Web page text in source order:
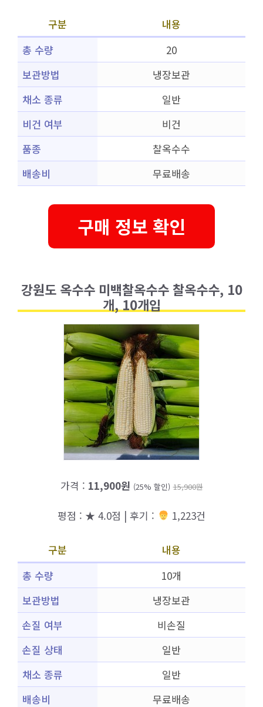
구분
내용
총 수량
20
보관방법
냉장보관
채소 종류
일반
비건 여부
비건
품종
찰옥수수
배송비
무료배송
구매 정보 확인
강원도 옥수수 미백찰옥수수 찰옥수수, 10
개, 10개입
가격 : 11,900원 (25% 할인) 15,900원
평점 : ★ 4.0점 | 후기 : 1,223건
구분
내용
총 수량
10개
보관방법
냉장보관
손질 여부
비손질
손질 상태
일반
채소 종류
일반
배송비
무료배송